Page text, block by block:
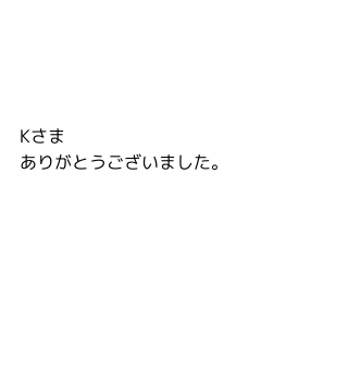
Kさま
ありがとうございました。